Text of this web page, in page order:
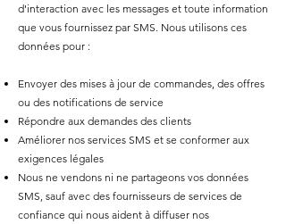
d'interaction avec les messages et toute information
que vous fournissez par SMS. Nous utilisons ces
données pour :
Envoyer des mises à jour de commandes, des offres
ou des notifications de service
Répondre aux demandes des clients
Améliorer nos services SMS et se conformer aux
exigences légales
Nous ne vendons ni ne partageons vos données
SMS, sauf avec des fournisseurs de services de
confiance qui nous aident à diffuser nos